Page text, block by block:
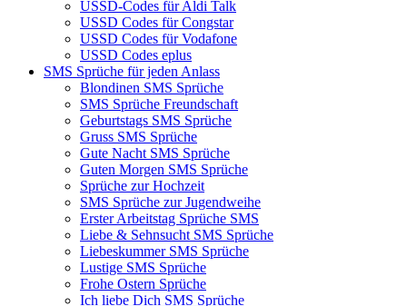
USSD-Codes für Aldi Talk
USSD Codes für Congstar
USSD Codes für Vodafone
USSD Codes eplus
SMS Sprüche für jeden Anlass
Blondinen SMS Sprüche
SMS Sprüche Freundschaft
Geburtstags SMS Sprüche
Gruss SMS Sprüche
Gute Nacht SMS Sprüche
Guten Morgen SMS Sprüche
Sprüche zur Hochzeit
SMS Sprüche zur Jugendweihe
Erster Arbeitstag Sprüche SMS
Liebe & Sehnsucht SMS Sprüche
Liebeskummer SMS Sprüche
Lustige SMS Sprüche
Frohe Ostern Sprüche
Ich liebe Dich SMS Sprüche